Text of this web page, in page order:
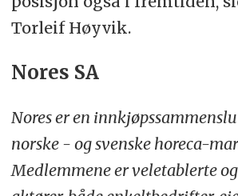
Torleif Høyvik.
Nores SA
Nores er en
norske - og svenske horeca-
Medlemmene er veletablerte